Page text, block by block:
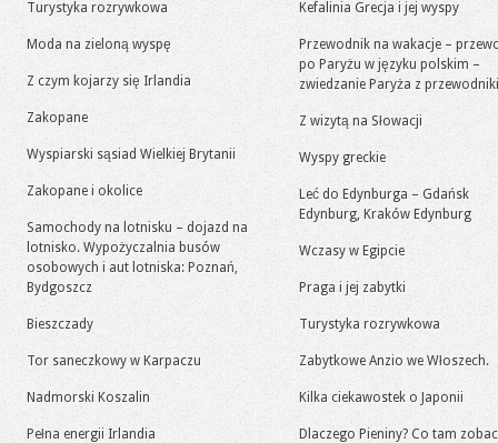
Turystyka rozrywkowa
Moda na zieloną wyspę
Z czym kojarzy się Irlandia
Zakopane
Wyspiarski sąsiad Wielkiej Brytanii
Zakopane i okolice
Samochody na lotnisku – dojazd na
lotnisko. Wypożyczalnia busów
osobowych i aut lotniska: Poznań,
Bydgoszcz
Bieszczady
Tor saneczkowy w Karpaczu
Nadmorski Koszalin
Pełna energii Irlandia
Kefalinia Grecja i jej wyspy
Przewodnik na wakacje –
po Paryżu w języku polskim –
zwiedzanie Paryża z
Z wizytą na Słowacji
Wyspy greckie
Leć do Edynburga – Gdańsk
Edynburg, Kraków Edynburg
Wczasy w Egipcie
Praga i jej zabytki
Turystyka rozrywkowa
Zabytkowe Anzio we Włoszech.
Kilka ciekawostek o Japonii
Dlaczego Pieniny? Co tam